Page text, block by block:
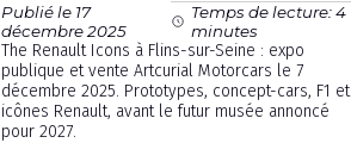
Publié le 17
décembre 2025
Temps de lecture: 4
minutes
The Renault Icons à Flins-sur-Seine : expo
publique et vente Artcurial Motorcars le 7
décembre 2025. Prototypes, concept-cars, F1 et
icônes Renault, avant le futur musée annoncé
pour 2027.